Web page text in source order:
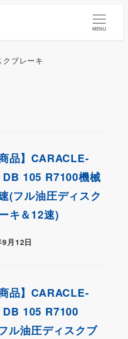
MENU
ブレーキ
商品】CARACLE-
DB 105 R7100機械
(フル油圧ディスク
キ＆12速)
月12日
商品】CARACLE-
DB 105 R7100
ル油圧ディスクブ